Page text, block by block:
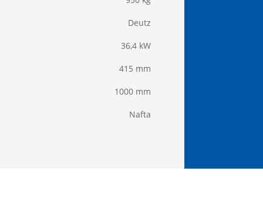
Deutz
36,4 kW
415 mm
1000 mm
Nafta